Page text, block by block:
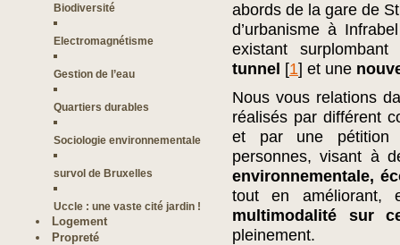
Biodiversité
Electromagnétisme
Gestion de l’eau
Quartiers durables
Sociologie environnementale
survol de Bruxelles
Uccle : une vaste cité jardin !
Logement
Propreté
abords de la gare de
d’urbanisme à
existant
tunnel [1] et une
Nous vous relations
réalisés par différent
et par une pétition
personnes, visant à
environnementale,
tout en améliorant,
multimodalité sur
pleinement.